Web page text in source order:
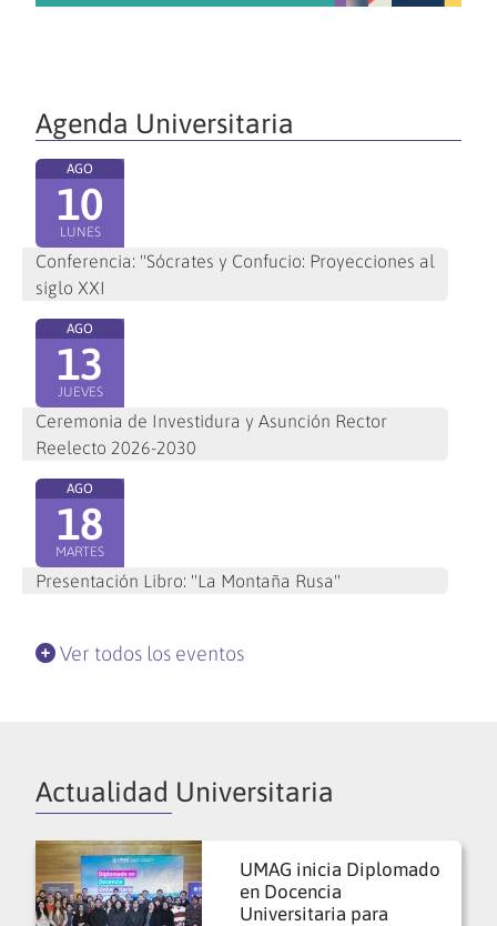
Agenda Universitaria
AGO
10
LUNES
Conferencia: "Sócrates y Confucio: Proyecciones al
siglo XXI
AGO
13
JUEVES
Ceremonia de Investidura y Asunción Rector
Reelecto 2026-2030
AGO
18
MARTES
Presentación Libro: "La Montaña Rusa"
Ver todos los eventos
Actualidad Universitaria
UMAG inicia Diplomado
en Docencia
Universitaria para